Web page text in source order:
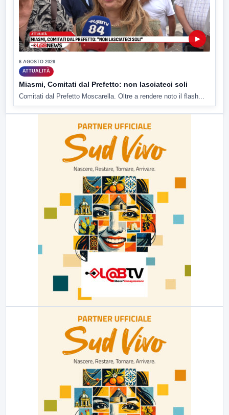
▶
6 AGOSTO 2026
ATTUALITÀ
Miasmi, Comitati dal Prefetto: non lasciateci soli
Comitati dal Prefetto Moscarella. Oltre a rendere noto il flash...